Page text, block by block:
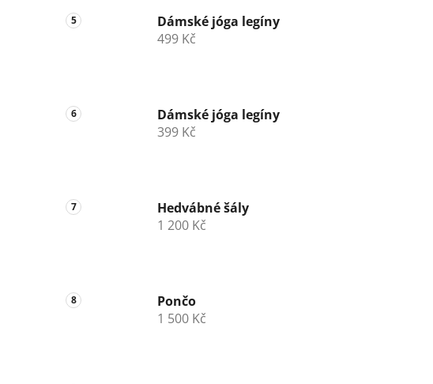
Dámské jóga legíny
499 Kč
Dámské jóga legíny
399 Kč
Hedvábné šály
1 200 Kč
Pončo
1 500 Kč